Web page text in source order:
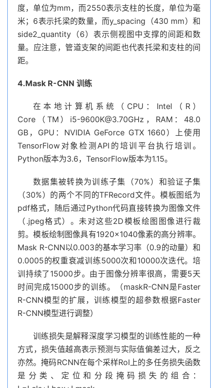
度，单位为mm，而2550表示支柱的长度，单位为毫
米；6表示托梁的数量，而y_spacing（430 mm）和
side2_quantity（6）表示侧视图中支撑的间距和数
量。应注意，管道支架的间距也代表托梁和支柱的间
距。
4.Mask R-CNN 训练
在本地计算机系统（CPU：Intel（R）
Core（TM） i5-9600K@3.70GHz ，RAM：48.0
GB，GPU：NVIDIA GeForce GTX 1660）上使用
TensorFlow对象检测API的培训平台执行培训。
Python版本为3.6，TensorFlow版本为1.15。
数据集被转换为训练子集（70%）和验证子集
（30%）的两个不同的TFRecord文件。模板图纸为
pdf格式，随后通过Python代码直接转换为图像文件
（.jpeg格式）。未对这些2D模板绘图图像进行裁
剪。模板绘制图像具有1920×1040像素的高分辨率。
Mask R-CNN以0.003的基本学习率（0.9的动量）和
0.0005的权重衰减训练5000次和10000次迭代。培
训持续了15000步。由于图像分辨率很高，需要5天
时间完成15000步的训练。（maskR-CNN是Faster
R-CNN模型的扩展，训练模型的超参数根据Faster
R-CNN模型进行调整）
训练损失是解释深度学习模型的训练性能的一种
方式，损失值越高表示预测与实际值偏差过大，反之
亦然。掩码RCNN在每个采样RoI上的多任务损失函数
是分类、定位和分段掩码损失的组合：